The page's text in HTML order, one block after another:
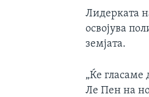
Лидерката
освојува
земјата.
„Ќе гласаме
Ле Пен на